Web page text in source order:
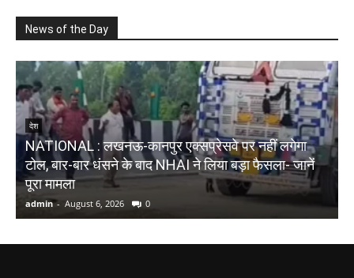
News of the Day
देश
NATIONAL : लखनऊ-कानपुर एक्सप्रेसवे पर नहीं लगेगा
टोल, बार-बार धंसने के बाद NHAI ने लिया बड़ा फैसला- जानें
पूरा मामला
admin - August 6, 2026 0